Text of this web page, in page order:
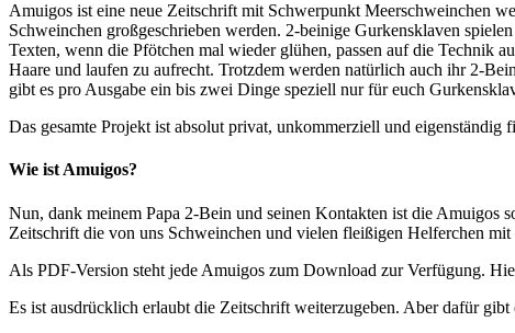
Amuigos ist eine neue Zeitschrift mit Schwerpunkt Meerschweinchen
Schweinchen großgeschrieben werden. 2-beinige Gurkensklaven
Texten, wenn die Pfötchen mal wieder glühen, passen auf die Technik
Haare und laufen zu aufrecht. Trotzdem werden natürlich auch ihr 2-
gibt es pro Ausgabe ein bis zwei Dinge speziell nur für euch
Das gesamte Projekt ist absolut privat, unkommerziell und eigenständig
Wie ist Amuigos?
Nun, dank meinem Papa 2-Bein und seinen Kontakten ist die Amuigos
Zeitschrift die von uns Schweinchen und vielen fleißigen Helferchen
Als PDF-Version steht jede Amuigos zum Download zur Verfügung.
Es ist ausdrücklich erlaubt die Zeitschrift weiterzugeben. Aber dafür gibt